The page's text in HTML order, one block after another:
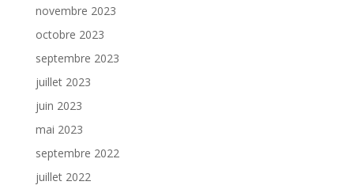
novembre 2023
octobre 2023
septembre 2023
juillet 2023
juin 2023
mai 2023
septembre 2022
juillet 2022